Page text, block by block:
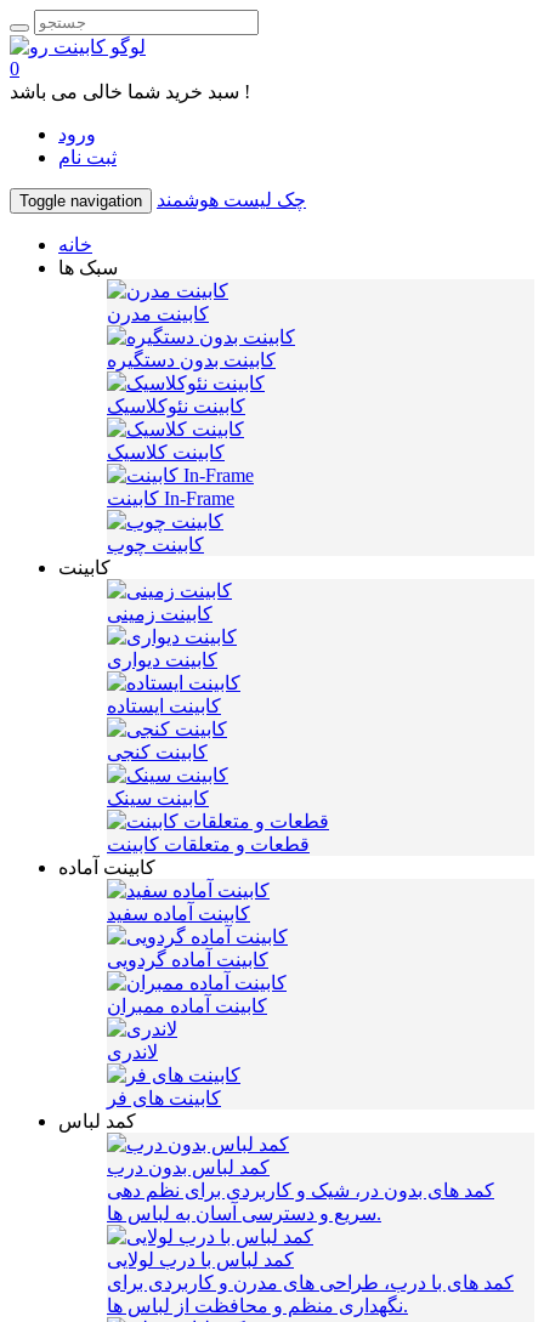
0
سبد خرید شما خالی می باشد !
ورود
ثبت نام
Toggle navigation چک لیست هوشمند
خانه
سبک ها
کابینت مدرن
کابینت بدون دستگیره
کابینت نئوکلاسیک
کابینت کلاسیک
کابینت In-Frame
کابینت چوب
کابینت
کابینت زمینی
کابینت دیواری
کابینت ایستاده
کابینت کنجی
کابینت سینک
قطعات و متعلقات کابینت
کابینت آماده
کابینت آماده سفید
کابینت آماده گردویی
کابینت آماده ممبران
لاندری
کابینت های فر
کمد لباس
کمد لباس بدون درب
کمد های بدون در، شیک و کاربردی برای نظم‌ دهی
سریع و دسترسی آسان به لباس‌ ها.
کمد لباس با درب لولایی
کمد های با درب، طراحی‌ های مدرن و کاربردی برای
نگهداری منظم و محافظت از لباس‌ ها.